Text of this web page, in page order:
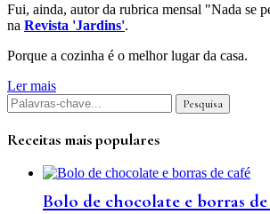
Fui, ainda, autor da rubrica mensal "Nada se
na Revista 'Jardins'.
Porque a cozinha é o melhor lugar da casa.
Ler mais
Receitas mais populares
Bolo de chocolate e borras